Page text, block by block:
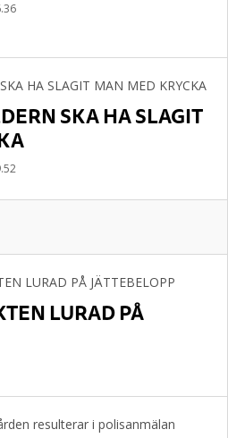
SKA HA SLAGIT
LURAD PÅ